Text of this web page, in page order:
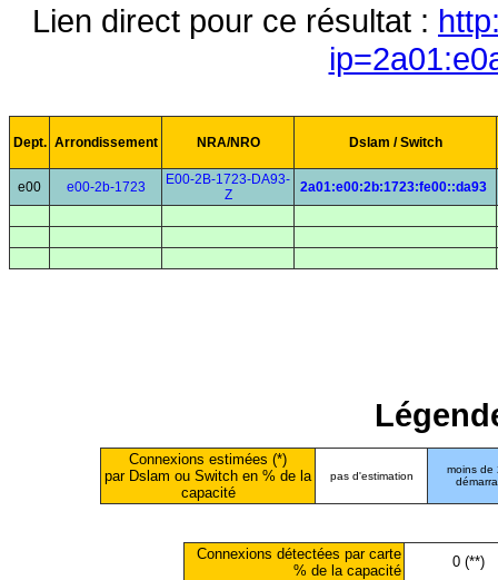
Lien direct pour ce résultat :
Dept. Arrondissement NRA/NRO Dslam / Switch
e00 e00-2b-1723
E00-2B-1723-DA93-
Z
2a01:e00:2b:1723:fe00::da93
Connexions estimées (*)
par Dslam ou Switch en % de la
capacité
pas d'estimation
moins de
Connexions détectées par carte
% de la capacité
0 (**)